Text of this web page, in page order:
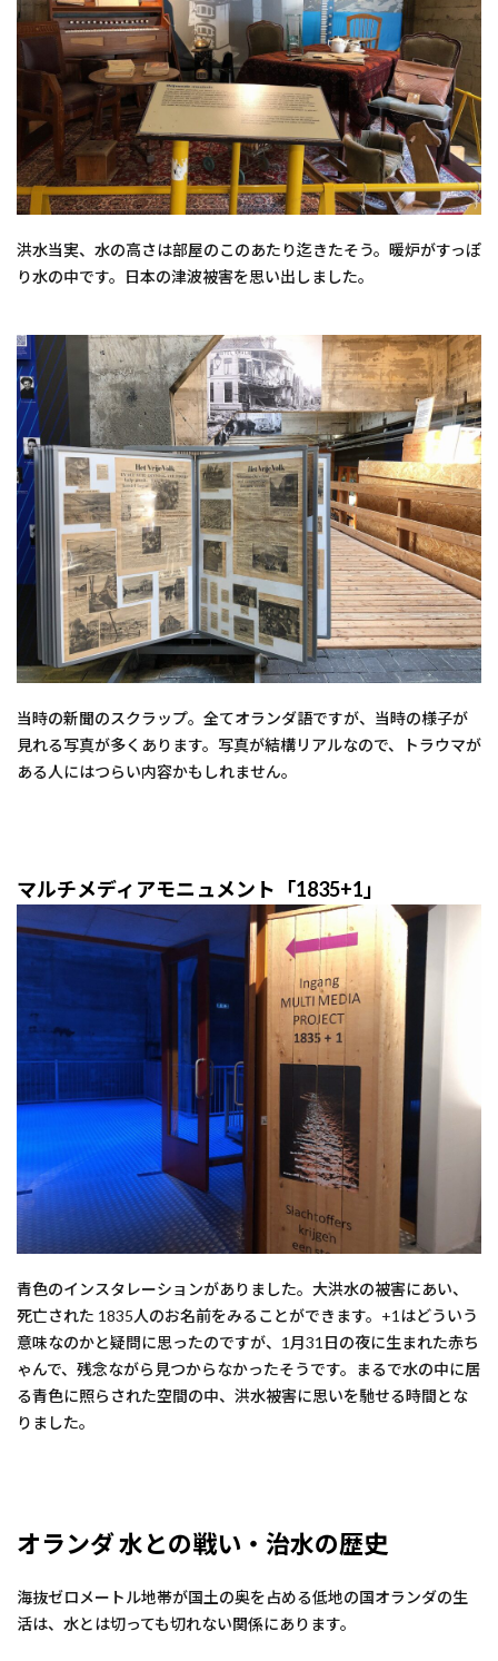
洪水当実、水の高さは部屋のこのあたり迄きたそう。暖炉がすっぽ
り水の中です。日本の津波被害を思い出しました。
当時の新聞のスクラップ。全てオランダ語ですが、当時の様子が
見れる写真が多くあります。写真が結構リアルなので、トラウマが
ある人にはつらい内容かもしれません。
マルチメディアモニュメント「1835+1」
青色のインスタレーションがありました。大洪水の被害にあい、
死亡された 1835人のお名前をみることができます。+1はどういう
意味なのかと疑問に思ったのですが、1月31日の夜に生まれた赤ち
ゃんで、残念ながら見つからなかったそうです。まるで水の中に居
る青色に照らされた空間の中、洪水被害に思いを馳せる時間とな
りました。
オランダ 水との戦い・治水の歴史
海抜ゼロメートル地帯が国土の奥を占める低地の国オランダの生
活は、水とは切っても切れない関係にあります。